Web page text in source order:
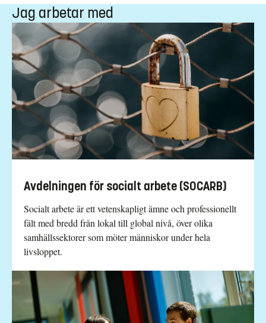
Jag arbetar med
Avdelningen för socialt arbete (SOCARB)
Socialt arbete är ett vetenskapligt ämne och professionellt
fält med bredd från lokal till global nivå, över olika
samhällssektorer som möter människor under hela
livsloppet.